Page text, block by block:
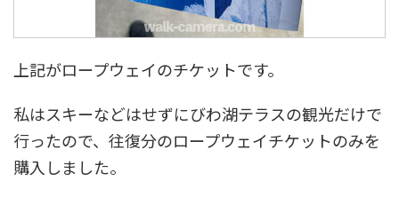
上記がロープウェイのチケットです。
私はスキーなどはせずにびわ湖テラスの観光だけで
行ったので、往復分のロープウェイチケットのみを
購入しました。